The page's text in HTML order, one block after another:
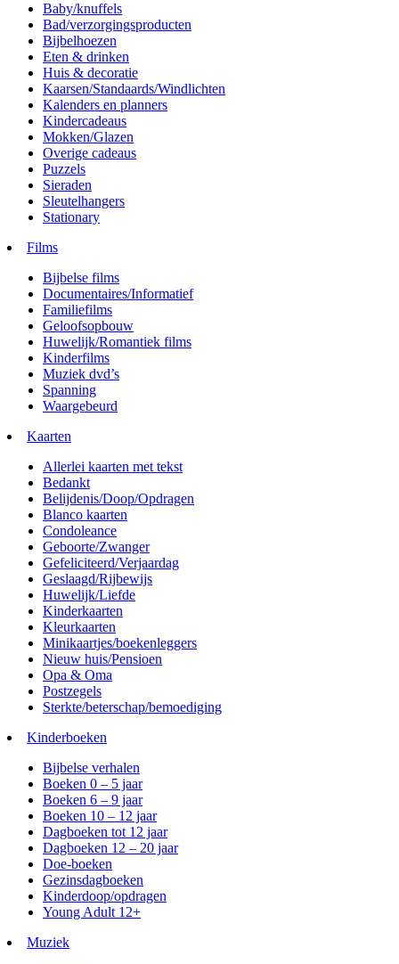
Baby/knuffels
Bad/verzorgingsproducten
Bijbelhoezen
Eten & drinken
Huis & decoratie
Kaarsen/Standaards/Windlichten
Kalenders en planners
Kindercadeaus
Mokken/Glazen
Overige cadeaus
Puzzels
Sieraden
Sleutelhangers
Stationary
Films
Bijbelse films
Documentaires/Informatief
Familiefilms
Geloofsopbouw
Huwelijk/Romantiek films
Kinderfilms
Muziek dvd’s
Spanning
Waargebeurd
Kaarten
Allerlei kaarten met tekst
Bedankt
Belijdenis/Doop/Opdragen
Blanco kaarten
Condoleance
Geboorte/Zwanger
Gefeliciteerd/Verjaardag
Geslaagd/Rijbewijs
Huwelijk/Liefde
Kinderkaarten
Kleurkaarten
Minikaartjes/boekenleggers
Nieuw huis/Pensioen
Opa & Oma
Postzegels
Sterkte/beterschap/bemoediging
Kinderboeken
Bijbelse verhalen
Boeken 0 – 5 jaar
Boeken 6 – 9 jaar
Boeken 10 – 12 jaar
Dagboeken tot 12 jaar
Dagboeken 12 – 20 jaar
Doe-boeken
Gezinsdagboeken
Kinderdoop/opdragen
Young Adult 12+
Muziek